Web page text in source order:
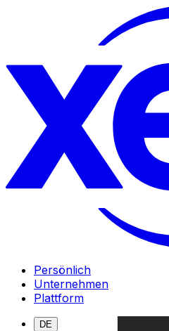
Persönlich
Unternehmen
Plattform
DE